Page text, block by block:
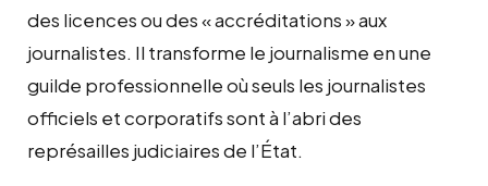
des licences ou des « accréditations » aux
journalistes. Il transforme le journalisme en une
guilde professionnelle où seuls les journalistes
officiels et corporatifs sont à l’abri des
représailles judiciaires de l’État.